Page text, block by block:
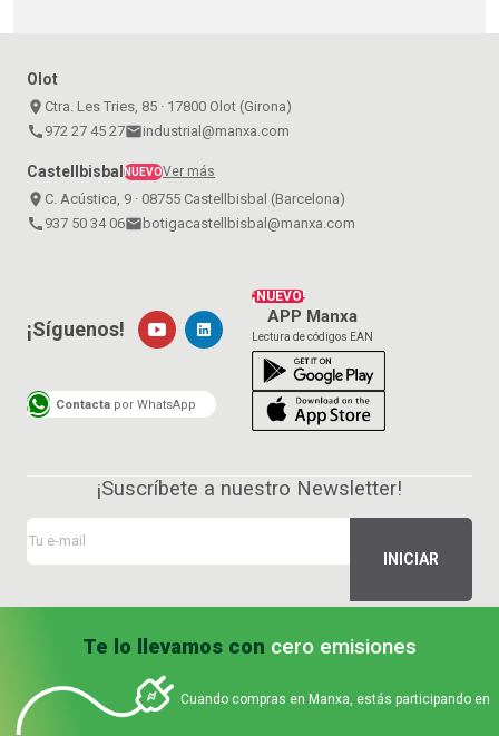
Olot
place Ctra. Les Tries, 85 · 17800 Olot (Girona)
call 972 27 45 27emailindustrial@manxa.com
CastellbisbalNUEVOVer más
place C. Acústica, 9 · 08755 Castellbisbal (Barcelona)
call 937 50 34 06emailbotigacastellbisbal@manxa.com
¡NUEVO!
APP Manxa
Lectura de códigos EAN
¡Síguenos!
Contacta por WhatsApp
¡Suscríbete a nuestro Newsletter!
Te lo llevamos con cero emisiones
Cuando compras en Manxa, estás participando en